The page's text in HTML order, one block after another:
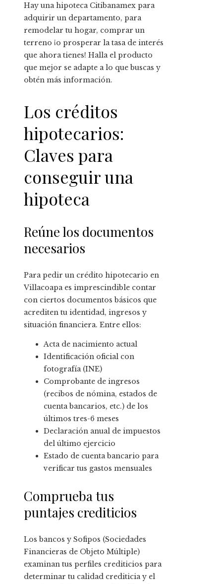
Hay una hipoteca Citibanamex para
adquirir un departamento, para
remodelar tu hogar, comprar un
terreno ¡o prosperar la tasa de interés
que ahora tienes! Halla el producto
que mejor se adapte a lo que buscas y
obtén más información.
Los créditos
hipotecarios:
Claves para
conseguir una
hipoteca
Reúne los documentos
necesarios
Para pedir un crédito hipotecario en
Villacoapa es imprescindible contar
con ciertos documentos básicos que
acrediten tu identidad, ingresos y
situación financiera. Entre ellos:
Acta de nacimiento actual
Identificación oficial con
fotografía (INE)
Comprobante de ingresos
(recibos de nómina, estados de
cuenta bancarios, etc.) de los
últimos tres-6 meses
Declaración anual de impuestos
del último ejercicio
Estado de cuenta bancario para
verificar tus gastos mensuales
Comprueba tus
puntajes crediticios
Los bancos y Sofipos (Sociedades
Financieras de Objeto Múltiple)
examinan tus perfiles crediticios para
determinar tu calidad crediticia y el